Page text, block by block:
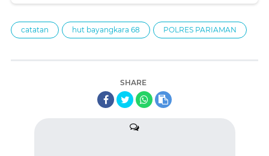
catatan hut bayangkara 68 POLRES PARIAMAN
SHARE